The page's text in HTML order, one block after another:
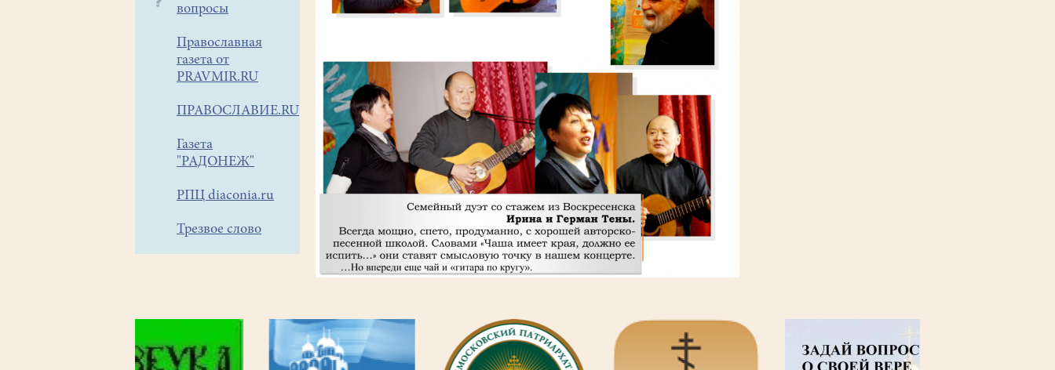
вопросы
Православная
газета от
PRAVMIR.RU
ПРАВОСЛАВИЕ.RU
Газета
"РАДОНЕЖ"
РПЦ diaconia.ru
Трезвое слово